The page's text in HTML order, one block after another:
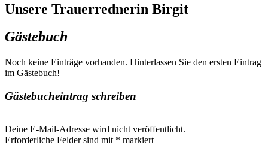
Unsere Trauerrednerin Birgit
Gästebuch
Noch keine Einträge vorhanden. Hinterlassen Sie den ersten Eintrag
im Gästebuch!
Gästebucheintrag schreiben
Deine E-Mail-Adresse wird nicht veröffentlicht.
Erforderliche Felder sind mit * markiert